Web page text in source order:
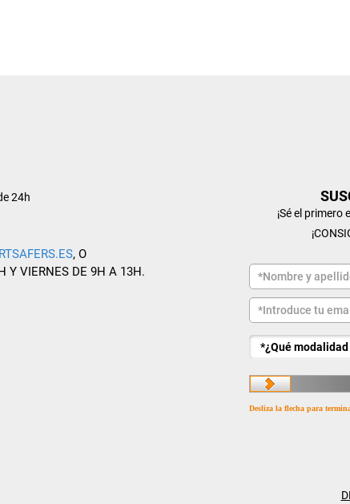
24h
, O
Y VIERNES DE 9H A 13H.
¡Sé el
Desliza la flecha para